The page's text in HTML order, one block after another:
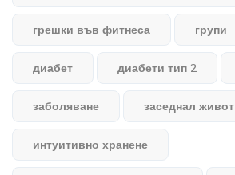
грешки във фитнеса групи
диабет диабети тип 2
заболяване заседнал живот
интуитивно хранене